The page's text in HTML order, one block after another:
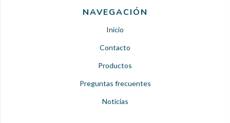
NAVEGACIÓN
Inicio
Contacto
Productos
Preguntas frecuentes
Noticias